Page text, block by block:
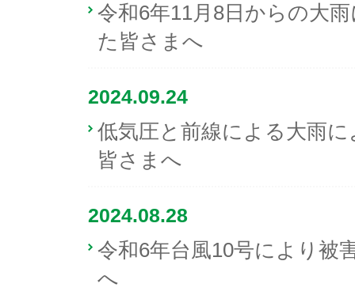
令和6年11月8日からの大
た皆さまへ
2024.09.24
低気圧と前線による大雨
皆さまへ
2024.08.28
令和6年台風10号により被
へ